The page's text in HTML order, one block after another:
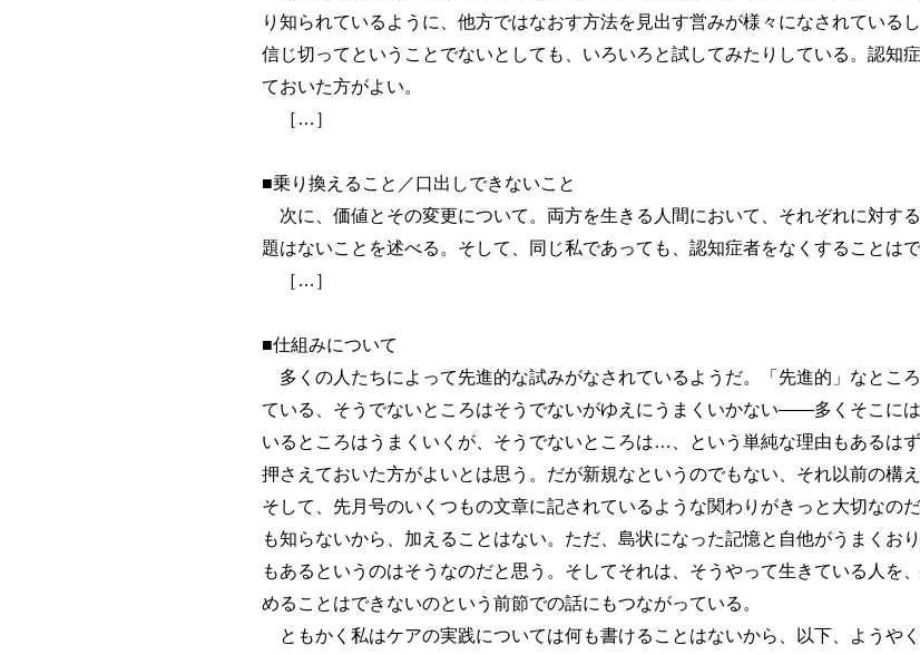
り知られているように、他方ではなおす方法を見出す営みが様々になされている
信じ切ってということでないとしても、いろいろと試してみたりしている。認知
ておいた方がよい。
［…］
■乗り換えること／口出しできないこと
次に、価値とその変更について。両方を生きる人間において、それぞれに対す
題はないことを述べる。そして、同じ私であっても、認知症者をなくすることは
［…］
■仕組みについて
多くの人たちによって先進的な試みがなされているようだ。「先進的」なとこ
ている、そうでないところはそうでないがゆえにうまくいかない――多くそこに
いるところはうまくいくが、そうでないところは…、という単純な理由もある
押さえておいた方がよいとは思う。だが新規なというのでもない、それ以前の構
そして、先月号のいくつもの文章に記されているような関わりがきっと大切なの
も知らないから、加えることはない。ただ、島状になった記憶と自他がうまくお
もあるというのはそうなのだと思う。そしてそれは、そうやって生きている人を
めることはできないのという前節での話にもつながっている。
ともかく私はケアの実践については何も書けることはないから、以下、ようや